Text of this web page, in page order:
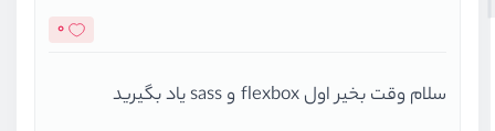
0
سلام وقت بخیر اول flexbox و sass یاد بگیرید